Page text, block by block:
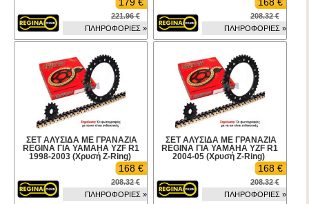
179 €
221.96 €
ΠΛΗΡΟΦΟΡΙΕΣ »
168 €
208.32 €
ΠΛΗΡΟΦΟΡΙΕΣ »
ΣΕΤ ΑΛΥΣΙΔΑ ΜΕ ΓΡΑΝΑΖΙΑ
REGINA ΓΙΑ YAMAHA YZF R1
1998-2003 (Χρυσή Z-Ring)
168 €
208.32 €
ΠΛΗΡΟΦΟΡΙΕΣ »
ΣΕΤ ΑΛΥΣΙΔΑ ΜΕ ΓΡΑΝΑΖΙΑ
REGINA ΓΙΑ YAMAHA YZF R1
2004-05 (Χρυσή Z-Ring)
168 €
208.32 €
ΠΛΗΡΟΦΟΡΙΕΣ »